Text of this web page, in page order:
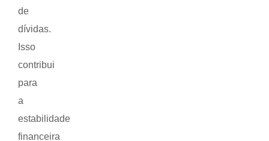
de
dívidas.
Isso
contribui
para
a
estabilidade
financeira